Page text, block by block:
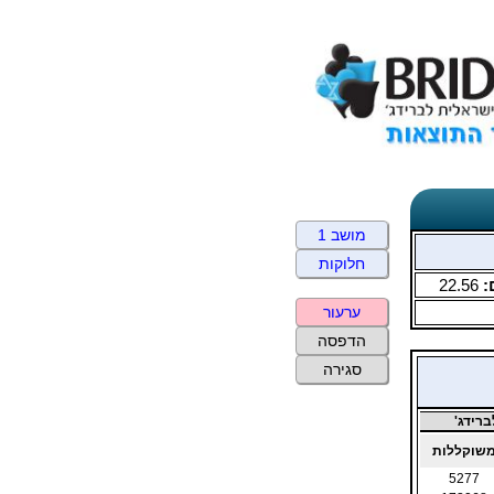
22.56
משוקללות
5277
מושב 1
חלוקות
ערעור
הדפסה
סגירה